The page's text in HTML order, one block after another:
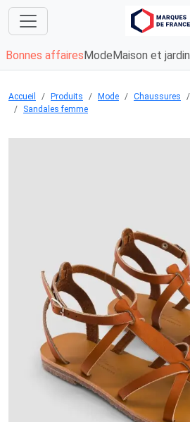
Bonnes affaires Mode Maison et jardin
Accueil Produits Mode Chaussures
Sandales femme